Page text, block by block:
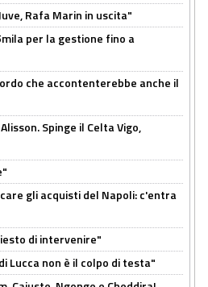
Rafa Marin in uscita"
per la gestione fino a
che accontenterebbe anche il
Spinge il Celta Vigo,
gli acquisti del Napoli: c'entra
di intervenire"
Lucca non è il colpo di testa"